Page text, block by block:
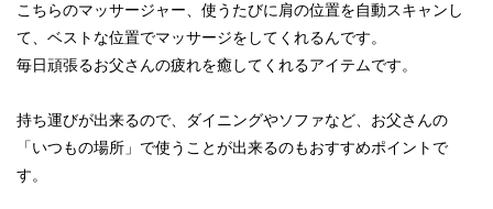
こちらのマッサージャー、使うたびに肩の位置を自動スキャンし
て、ベストな位置でマッサージをしてくれるんです。
毎日頑張るお父さんの疲れを癒してくれるアイテムです。
持ち運びが出来るので、ダイニングやソファなど、お父さんの
「いつもの場所」で使うことが出来るのもおすすめポイントで
す。